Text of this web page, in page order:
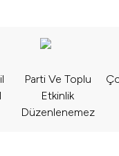
Parti Ve Toplu
Etkinlik
Düzenlenemez